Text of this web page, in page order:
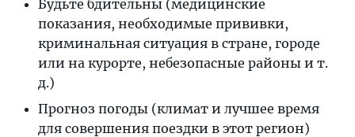
Будьте бдительны (медицинские
показания, необходимые прививки,
криминальная ситуация в стране, городе
или на курорте, небезопасные районы и т.
д.)
Прогноз погоды (климат и лучшее время
для совершения поездки в этот регион)